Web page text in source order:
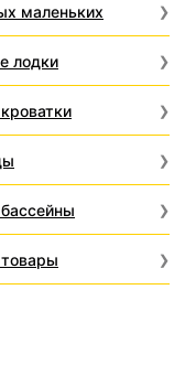
маленьких
лодки